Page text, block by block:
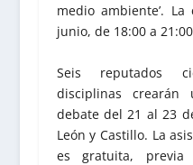
medio ambiente’.
junio, de 18:00 a
Seis reputados
disciplinas
debate del 21 al 23
León y Castillo. La
es gratuita, previa